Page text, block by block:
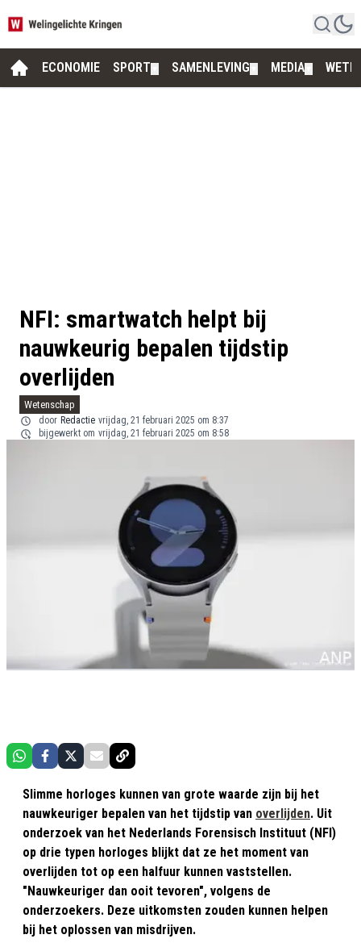
ECONOMIE SPORT SAMENLEVING MEDIA
NFI: smartwatch helpt bij
nauwkeurig bepalen tijdstip
overlijden
Wetenschap
door Redactie vrijdag, 21 februari 2025 om 8:37
bijgewerkt om vrijdag, 21 februari 2025 om 8:58
Slimme horloges kunnen van grote waarde zijn bij het
nauwkeuriger bepalen van het tijdstip van overlijden. Uit
onderzoek van het Nederlands Forensisch Instituut (NFI)
op drie typen horloges blijkt dat ze het moment van
overlijden tot op een halfuur kunnen vaststellen.
"Nauwkeuriger dan ooit tevoren", volgens de
onderzoekers. Deze uitkomsten zouden kunnen helpen
bij het oplossen van misdrijven.